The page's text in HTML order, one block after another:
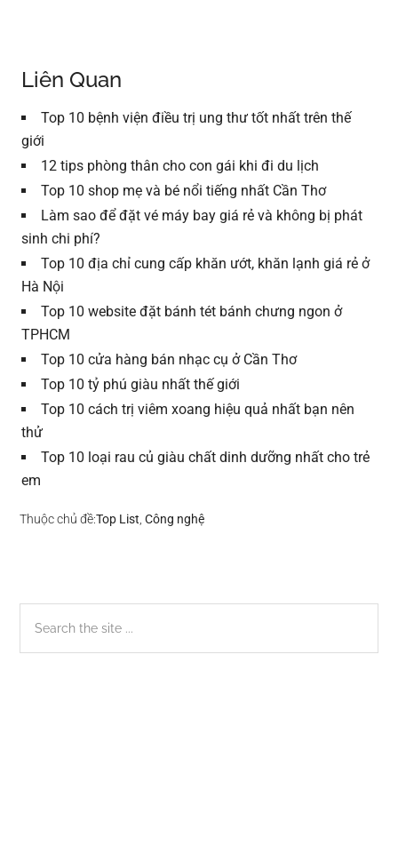
Liên Quan
Top 10 bệnh viện điều trị ung thư tốt nhất trên thế
giới
12 tips phòng thân cho con gái khi đi du lịch
Top 10 shop mẹ và bé nổi tiếng nhất Cần Thơ
Làm sao để đặt vé máy bay giá rẻ và không bị phát
sinh chi phí?
Top 10 địa chỉ cung cấp khăn ướt, khăn lạnh giá rẻ ở
Hà Nội
Top 10 website đặt bánh tét bánh chưng ngon ở
TPHCM
Top 10 cửa hàng bán nhạc cụ ở Cần Thơ
Top 10 tỷ phú giàu nhất thế giới
Top 10 cách trị viêm xoang hiệu quả nhất bạn nên
thử
Top 10 loại rau củ giàu chất dinh dưỡng nhất cho trẻ
em
Thuộc chủ đề:Top List ,Công nghệ
Sidebar
chính
the